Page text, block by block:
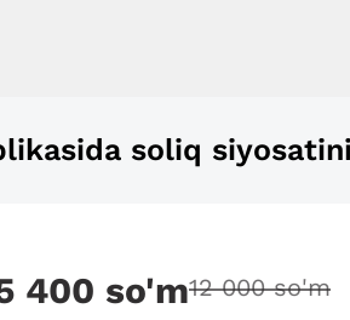
soliq
400 so'm12 000 so'm